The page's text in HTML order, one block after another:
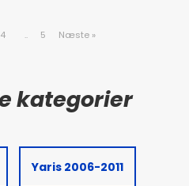
4 .. 5 Næste »
Yaris 2006-2011